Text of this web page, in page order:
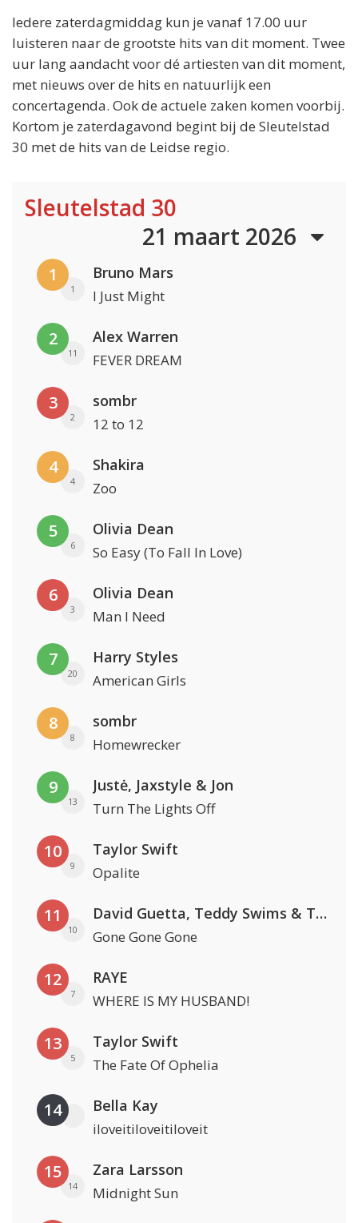
Iedere zaterdagmiddag kun je vanaf 17.00 uur
luisteren naar de grootste hits van dit moment. Twee
uur lang aandacht voor dé artiesten van dit moment,
met nieuws over de hits en natuurlijk een
concertagenda. Ook de actuele zaken komen voorbij.
Kortom je zaterdagavond begint bij de Sleutelstad
30 met de hits van de Leidse regio.
Sleutelstad 30
21 maart 2026
1
1
Bruno Mars
I Just Might
2
11
Alex Warren
FEVER DREAM
3
2
sombr
12 to 12
4
4
Shakira
Zoo
5
6
Olivia Dean
So Easy (To Fall In Love)
6
3
Olivia Dean
Man I Need
7
20
Harry Styles
American Girls
8
8
sombr
Homewrecker
9
13
Justė, Jaxstyle & Jon
Turn The Lights Off
10
9
Taylor Swift
Opalite
11
10
David Guetta, Teddy Swims & Tones And I
Gone Gone Gone
12
7
RAYE
WHERE IS MY HUSBAND!
13
5
Taylor Swift
The Fate Of Ophelia
14 Bella Kay
iloveitiloveitiloveit
15
14
Zara Larsson
Midnight Sun